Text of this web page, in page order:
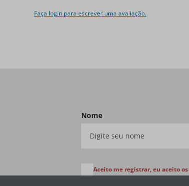
Faça login para escrever uma avaliação.
Nome
Aceito me registrar, eu aceito os